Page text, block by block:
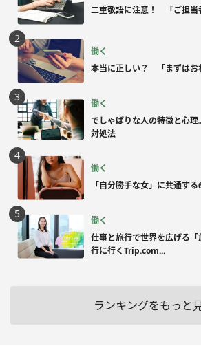
二重敬語に注意！ 「ご担当
働く
本当に正しい？ 「まずはお
働く
でしゃばりな人の特徴と心
対処法
働く
「自分勝手な女」に共通す
働く
仕事と旅行で世界を広げる
行に行くTrip.com...
ランキングをもっと